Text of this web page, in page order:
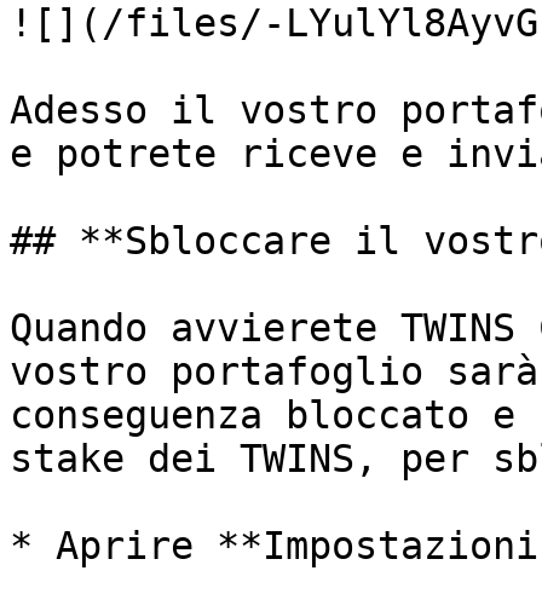
![](/files/-
Adesso il vostro
e potrete riceve e
## **Sbloccare il
Quando avvierete
vostro portafoglio
conseguenza bloccato
stake dei TWINS, per
* Aprire